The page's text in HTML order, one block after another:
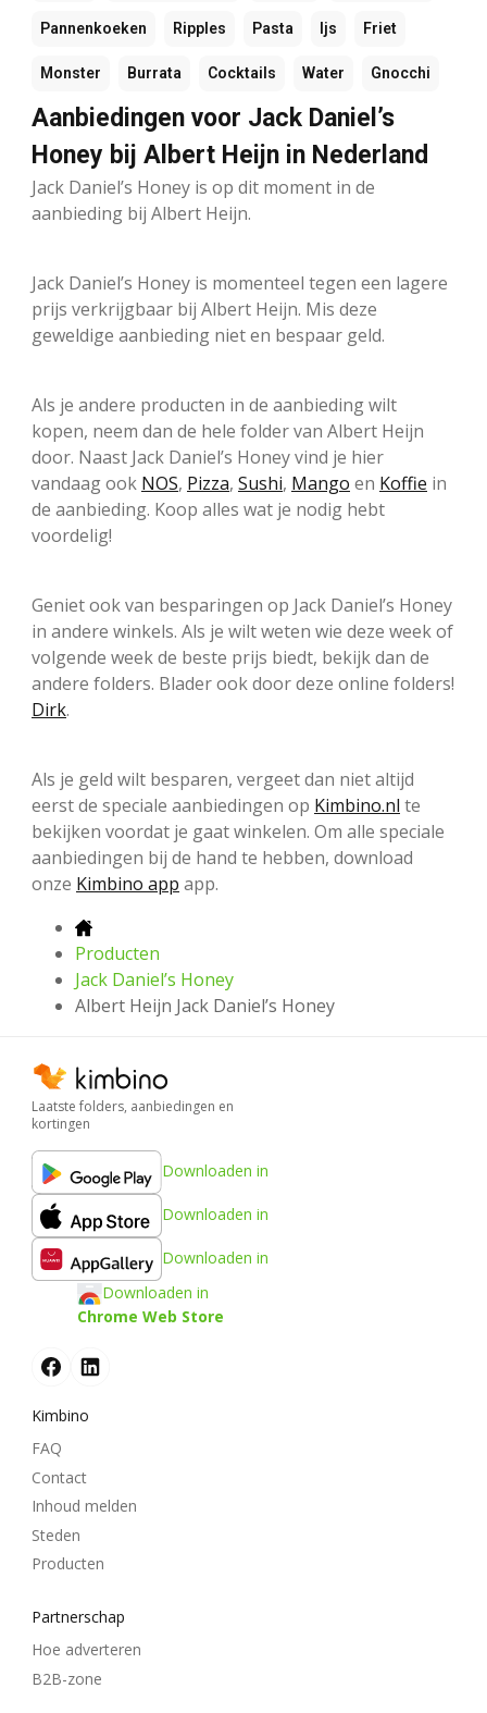
Pannenkoeken Ripples Pasta Ijs Friet
Monster Burrata Cocktails Water Gnocchi
Aanbiedingen voor Jack Daniel’s
Honey bij Albert Heijn in Nederland
Jack Daniel’s Honey is op dit moment in de
aanbieding bij Albert Heijn.
Jack Daniel’s Honey is momenteel tegen een lagere
prijs verkrijgbaar bij Albert Heijn. Mis deze
geweldige aanbieding niet en bespaar geld.
Als je andere producten in de aanbieding wilt
kopen, neem dan de hele folder van Albert Heijn
door. Naast Jack Daniel’s Honey vind je hier
vandaag ook NOS, Pizza, Sushi, Mango en Koffie in
de aanbieding. Koop alles wat je nodig hebt
voordelig!
Geniet ook van besparingen op Jack Daniel’s Honey
in andere winkels. Als je wilt weten wie deze week of
volgende week de beste prijs biedt, bekijk dan de
andere folders. Blader ook door deze online folders!
Dirk.
Als je geld wilt besparen, vergeet dan niet altijd
eerst de speciale aanbiedingen op Kimbino.nl te
bekijken voordat je gaat winkelen. Om alle speciale
aanbiedingen bij de hand te hebben, download
onze Kimbino app app.
Producten
Jack Daniel’s Honey
Albert Heijn Jack Daniel’s Honey
Laatste folders, aanbiedingen en
kortingen
Downloaden in
Downloaden in
Downloaden in
Downloaden in
Chrome Web Store
Kimbino
FAQ
Contact
Inhoud melden
Steden
Producten
Partnerschap
Hoe adverteren
B2B-zone